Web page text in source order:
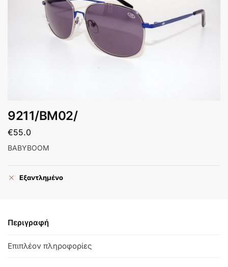
9211/BM02/
€55.0
BABYBOOM
Εξαντλημένο
Περιγραφή
Επιπλέον πληροφορίες